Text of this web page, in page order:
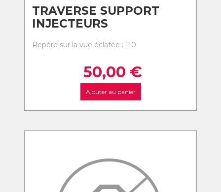
TRAVERSE SUPPORT
INJECTEURS
Repère sur la vue éclatée : 110
50,00 €
Ajouter au panier